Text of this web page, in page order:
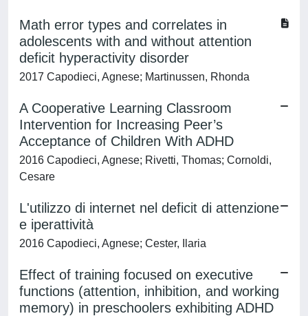
Math error types and correlates in
adolescents with and without attention
deficit hyperactivity disorder
2017 Capodieci, Agnese; Martinussen, Rhonda
A Cooperative Learning Classroom
Intervention for Increasing Peer’s
Acceptance of Children With ADHD
2016 Capodieci, Agnese; Rivetti, Thomas; Cornoldi,
Cesare
L'utilizzo di internet nel deficit di attenzione
e iperattività
2016 Capodieci, Agnese; Cester, Ilaria
Effect of training focused on executive
functions (attention, inhibition, and working
memory) in preschoolers exhibiting ADHD